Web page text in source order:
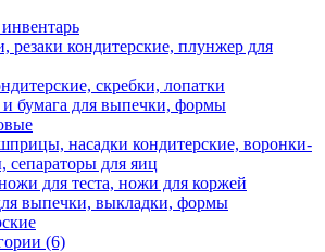
резаки кондитерские, плунжер для
скребки, лопатки
бумага для выпечки, формы
насадки кондитерские, воронки-
сепараторы для яиц
для теста, ножи для коржей
выпечки, выкладки, формы
(6)